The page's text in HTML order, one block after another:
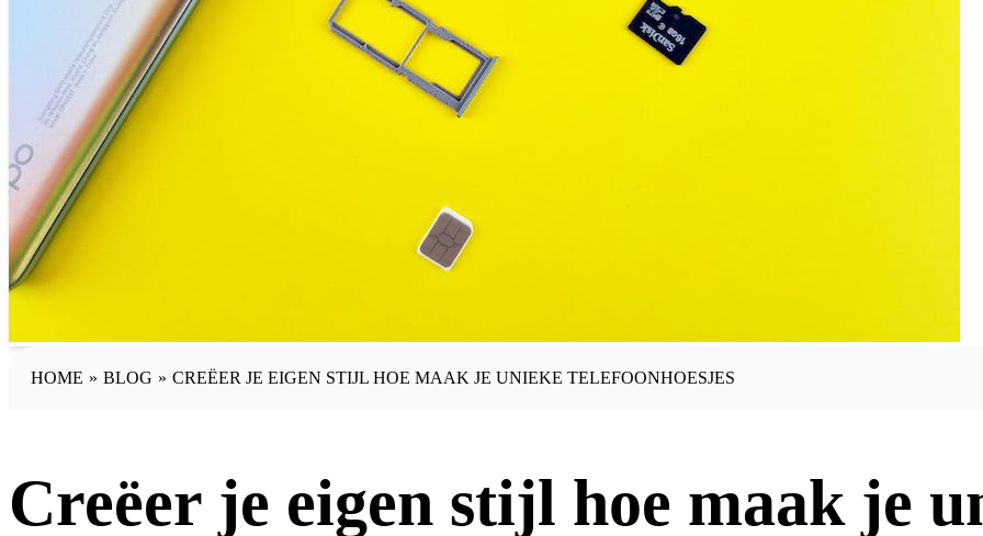
HOME » BLOG » CREËER JE EIGEN STIJL HOE MAAK JE UNIEKE TELEFOONHOESJES
Creëer je eigen stijl hoe maak je